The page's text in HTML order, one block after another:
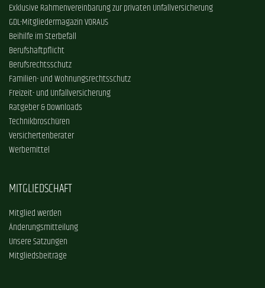
Exklusive Rahmenvereinbarung zur privaten Unfallversicherung
GDL-Mitgliedermagazin VORAUS
Beihilfe im Sterbefall
Berufshaftpflicht
Berufsrechtsschutz
Familien- und Wohnungsrechtsschutz
Freizeit- und Unfallversicherung
Ratgeber & Downloads
Technikbroschüren
Versichertenberater
Werbemittel
MITGLIEDSCHAFT
Mitglied werden
Änderungsmitteilung
Unsere Satzungen
Mitgliedsbeiträge